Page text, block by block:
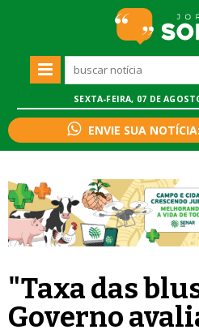
SEXTA-FEIRA, 07 DE
ENVIE SUA
"Taxa das
Governo